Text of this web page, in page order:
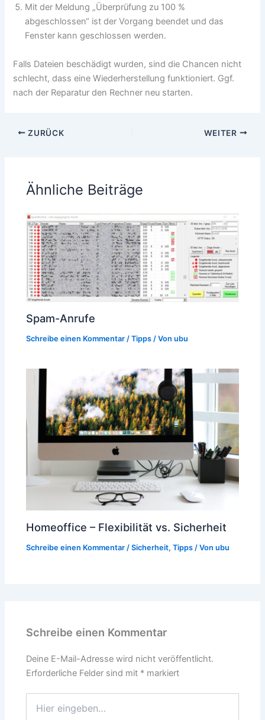
Mit der Meldung „Überprüfung zu 100 %
abgeschlossen“ ist der Vorgang beendet und das
Fenster kann geschlossen werden.
Falls Dateien beschädigt wurden, sind die Chancen nicht
schlecht, dass eine Wiederherstellung funktioniert. Ggf.
nach der Reparatur den Rechner neu starten.
ZURÜCK WEITER
Ähnliche Beiträge
Spam-Anrufe
Schreibe einen Kommentar /Tipps / Vonubu
Homeoffice – Flexibilität vs. Sicherheit
Schreibe einen Kommentar /Sicherheit,Tipps / Vonubu
Schreibe einen Kommentar
Deine E-Mail-Adresse wird nicht veröffentlicht.
Erforderliche Felder sind mit * markiert
eingeben…